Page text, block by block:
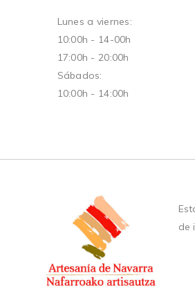
Lunes a viernes:
10:00h - 14-00h
17:00h - 20:00h
Sábados:
10:00h - 14:00h
de